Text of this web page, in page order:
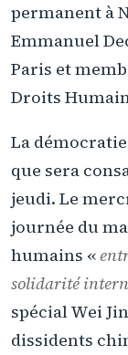
permanent à
Emmanuel
Paris et
Droits
La
que sera
jeudi. Le
journée du
humains «
solidarité
spécial Wei
dissidents